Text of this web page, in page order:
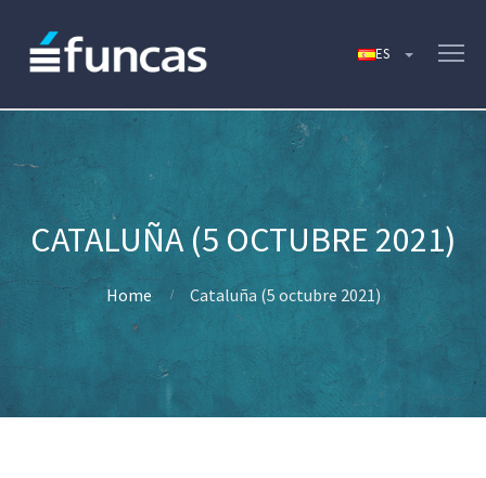
CATALUÑA (5 OCTUBRE 2021)
Home Cataluña (5 octubre 2021)